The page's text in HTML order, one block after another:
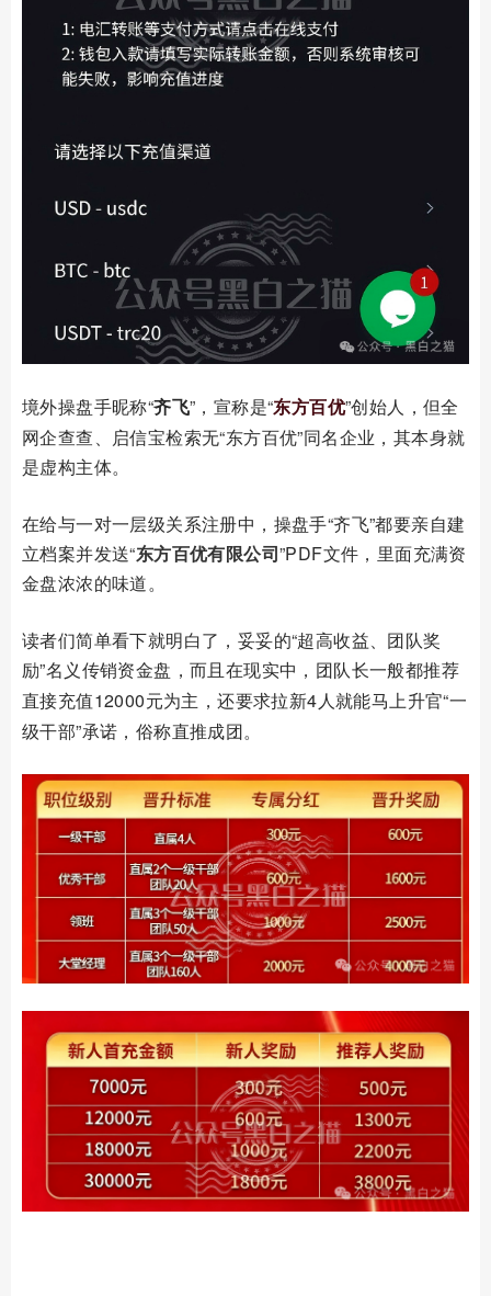
境外操盘手昵称“齐飞”，宣称是“东方百优”创始人，但全
网企查查、启信宝检索无“东方百优”同名企业，其本身就
是虚构主体。
在给与一对一层级关系注册中，操盘手“齐飞”都要亲自建
立档案并发送“东方百优有限公司”PDF文件，里面充满资
金盘浓浓的味道。
读者们简单看下就明白了，妥妥的“超高收益、团队奖
励”名义传销资金盘，而且在现实中，团队长一般都推荐
直接充值12000元为主，还要求拉新4人就能马上升官“一
级干部”承诺，俗称直推成团。